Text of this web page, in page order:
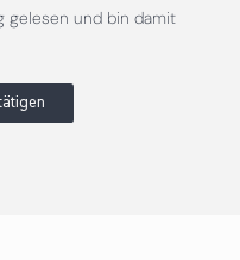
gelesen und bin damit